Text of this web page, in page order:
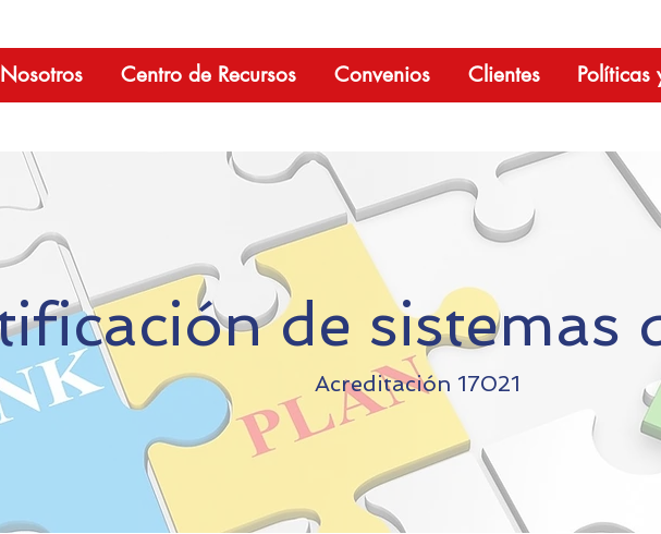
Nosotros Centro de Recursos Convenios Clientes Políticas
de sistemas
Acreditación 17021